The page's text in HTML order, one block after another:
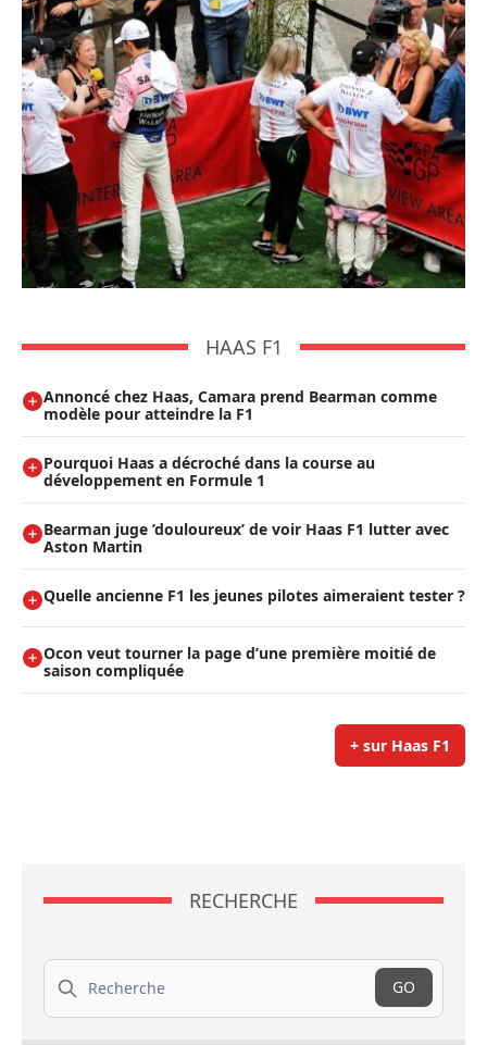
HAAS F1
Annoncé chez Haas, Camara prend Bearman comme
modèle pour atteindre la F1
Pourquoi Haas a décroché dans la course au
développement en Formule 1
Bearman juge ’douloureux’ de voir Haas F1 lutter avec
Aston Martin
Quelle ancienne F1 les jeunes pilotes aimeraient tester ?
Ocon veut tourner la page d’une première moitié de
saison compliquée
+ sur Haas F1
RECHERCHE
Recherche
GO